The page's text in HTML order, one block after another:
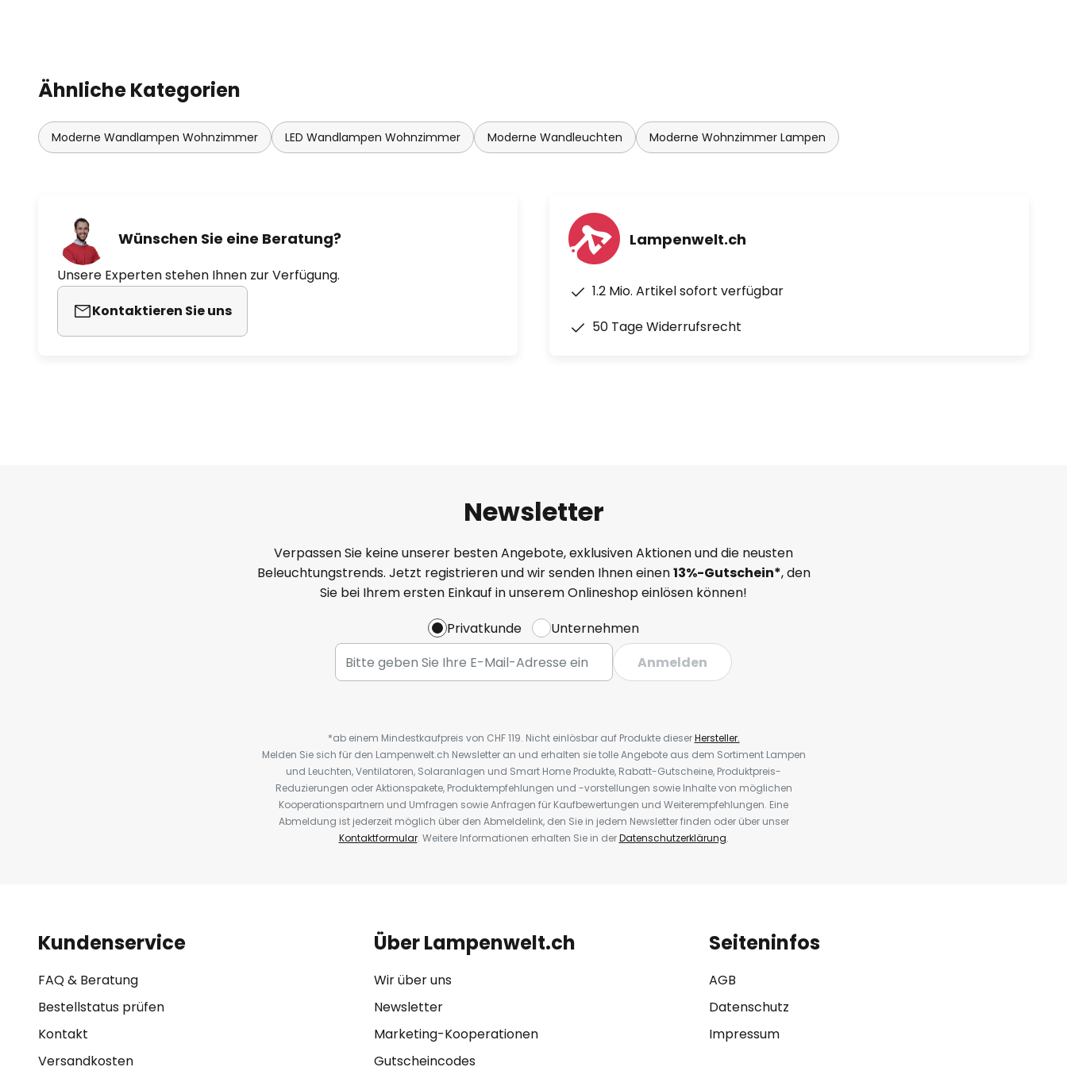
Ähnliche Kategorien
Moderne Wandlampen Wohnzimmer LED Wandlampen Wohnzimmer Moderne Wandleuchten Moderne Wohnzimmer Lampen
Wünschen Sie eine Beratung?
Unsere Experten stehen Ihnen zur Verfügung.
Kontaktieren Sie uns
Lampenwelt.ch
1.2 Mio. Artikel sofort verfügbar
50 Tage Widerrufsrecht
Newsletter
Verpassen Sie keine unserer besten Angebote, exklusiven Aktionen und die neusten
Beleuchtungstrends. Jetzt registrieren und wir senden Ihnen einen13%-Gutschein*, den
Sie bei Ihrem ersten Einkauf in unserem Onlineshop einlösen können!
Privatkunde
Unternehmen
Anmelden
*ab einem Mindestkaufpreis von CHF 119. Nicht einlösbar auf Produkte dieserHersteller.
Melden Sie sich für den Lampenwelt.ch Newsletter an und erhalten sie tolle Angebote aus dem Sortiment Lampen
und Leuchten, Ventilatoren, Solaranlagen und Smart Home Produkte, Rabatt-Gutscheine, Produktpreis-
Reduzierungen oder Aktionspakete, Produktempfehlungen und -vorstellungen sowie Inhalte von möglichen
Kooperationspartnern und Umfragen sowie Anfragen für Kaufbewertungen und Weiterempfehlungen. Eine
Abmeldung ist jederzeit möglich über den Abmeldelink, den Sie in jedem Newsletter finden oder über unser
Kontaktformular. Weitere Informationen erhalten Sie in derDatenschutzerklärung.
Kundenservice
FAQ & Beratung
Bestellstatus prüfen
Kontakt
Versandkosten
Über Lampenwelt.ch
Wir über uns
Newsletter
Marketing-Kooperationen
Gutscheincodes
Seiteninfos
AGB
Datenschutz
Impressum